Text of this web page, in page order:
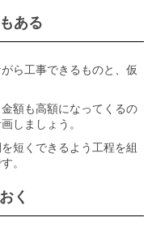
ある
ら工事できるものと、仮
額も高額になってくるの
しましょう。
短くできるよう工程を組
。
く